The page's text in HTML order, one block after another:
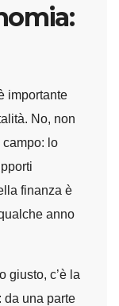
importante
No, non
lo
finanza è
anno
giusto, c’è la
: da una parte